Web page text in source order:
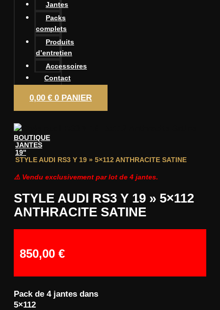
Jantes
Packs
complets
Produits
d’entretien
Accessoires
Contact
0,00 € 0 PANIER
BOUTIQUE
JANTES
19''
STYLE AUDI RS3 Y 19 » 5×112 ANTHRACITE SATINE
⚠️ Vendu exclusivement par lot de 4 jantes.
STYLE AUDI RS3 Y 19 » 5×112
ANTHRACITE SATINE
850,00 €
Pack de 4 jantes dans
5×112